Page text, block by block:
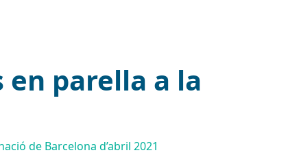
parella a la
de Barcelona d’abril 2021